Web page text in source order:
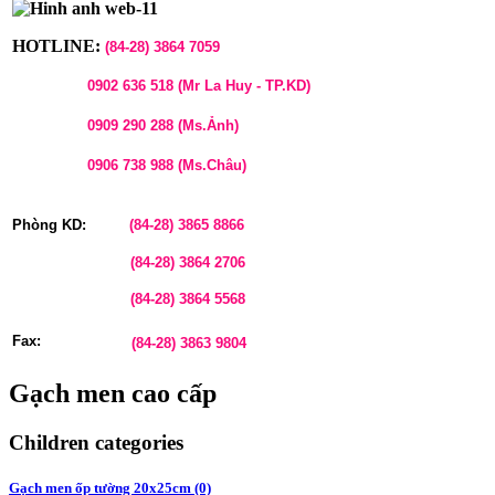
HOTLINE: (84-28) 3864 7059
0902 636 518 (Mr La Huy - TP.KD)
0909 290 288 (Ms.Ảnh)
0906 738 988 (Ms.Châu)
Phòng KD: (84-28) 3865 8866
(84-28) 3864 2706
(84-28) 3864 5568
Fax: (84-28) 3863 9804
Gạch men cao cấp
Children categories
Gạch men ốp tường 20x25cm (0)